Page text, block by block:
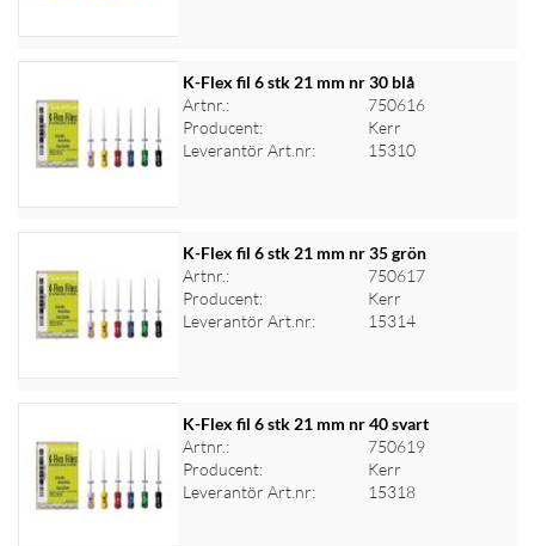
Logga in för priser
K-Flex fil 6 stk 21 mm nr 30 blå
Artnr.:
750616
Producent:
Kerr
Leverantör Art.nr:
15310
Logga in för priser
K-Flex fil 6 stk 21 mm nr 35 grön
Artnr.:
750617
Producent:
Kerr
Leverantör Art.nr:
15314
Logga in för priser
K-Flex fil 6 stk 21 mm nr 40 svart
Artnr.:
750619
Producent:
Kerr
Leverantör Art.nr:
15318